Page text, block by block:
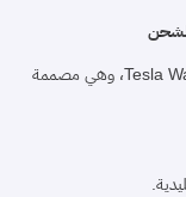
تقدم شركة Tesla شواحن منزلية مثل Tesla Wall Connector، وهي مصممة